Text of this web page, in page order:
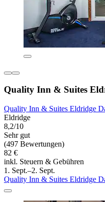
Quality Inn & Suites
Quality Inn & Suites Eldridge
Eldridge
8,2/10
Sehr gut
(497 Bewertungen)
82 €
inkl. Steuern & Gebühren
1. Sept.–2. Sept.
Quality Inn & Suites Eldridge